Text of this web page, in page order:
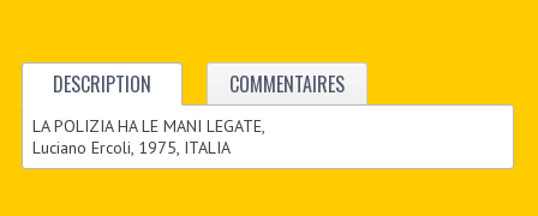
DESCRIPTION COMMENTAIRES
LA POLIZIA HA LE MANI LEGATE,
Luciano Ercoli, 1975, ITALIA